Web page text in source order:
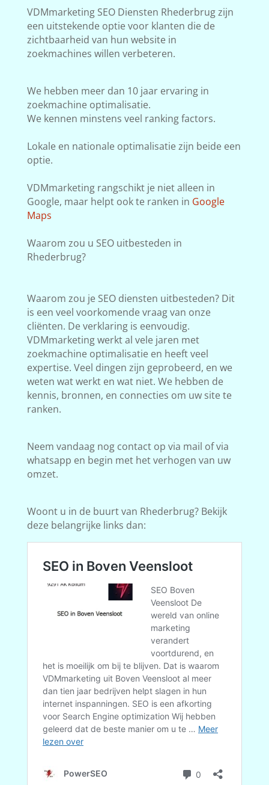
VDMmarketing SEO Diensten Rhederbrug zijn
een uitstekende optie voor klanten die de
zichtbaarheid van hun website in
zoekmachines willen verbeteren.
We hebben meer dan 10 jaar ervaring in
zoekmachine optimalisatie.
We kennen minstens veel ranking factors.
Lokale en nationale optimalisatie zijn beide een
optie.
VDMmarketing rangschikt je niet alleen in
Google, maar helpt ook te ranken in Google
Maps
Waarom zou u SEO uitbesteden in
Rhederbrug?
Waarom zou je SEO diensten uitbesteden? Dit
is een veel voorkomende vraag van onze
cliënten. De verklaring is eenvoudig.
VDMmarketing werkt al vele jaren met
zoekmachine optimalisatie en heeft veel
expertise. Veel dingen zijn geprobeerd, en we
weten wat werkt en wat niet. We hebben de
kennis, bronnen, en connecties om uw site te
ranken.
Neem vandaag nog contact op via mail of via
whatsapp en begin met het verhogen van uw
omzet.
Woont u in de buurt van Rhederbrug? Bekijk
deze belangrijke links dan: